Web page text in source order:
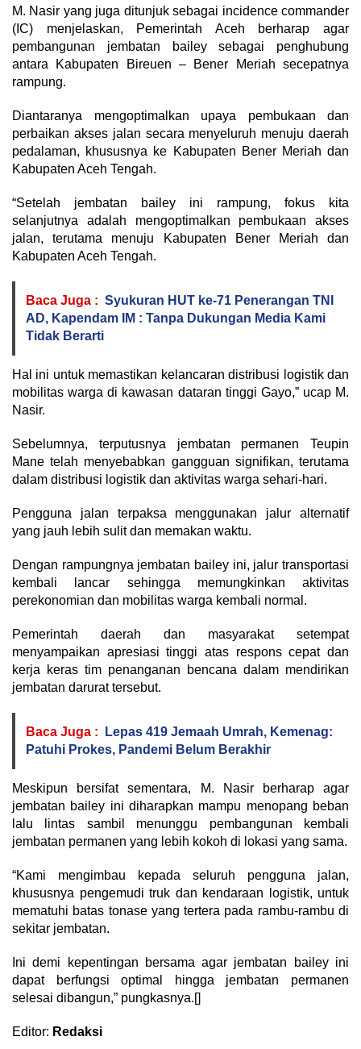
M. Nasir yang juga ditunjuk sebagai incidence commander
(IC) menjelaskan, Pemerintah Aceh berharap agar
pembangunan jembatan bailey sebagai penghubung
antara Kabupaten Bireuen – Bener Meriah secepatnya
rampung.
Diantaranya mengoptimalkan upaya pembukaan dan
perbaikan akses jalan secara menyeluruh menuju daerah
pedalaman, khususnya ke Kabupaten Bener Meriah dan
Kabupaten Aceh Tengah.
“Setelah jembatan bailey ini rampung, fokus kita
selanjutnya adalah mengoptimalkan pembukaan akses
jalan, terutama menuju Kabupaten Bener Meriah dan
Kabupaten Aceh Tengah.
Baca Juga : Syukuran HUT ke-71 Penerangan TNI
AD, Kapendam IM : Tanpa Dukungan Media Kami
Tidak Berarti
Hal ini untuk memastikan kelancaran distribusi logistik dan
mobilitas warga di kawasan dataran tinggi Gayo,” ucap M.
Nasir.
Sebelumnya, terputusnya jembatan permanen Teupin
Mane telah menyebabkan gangguan signifikan, terutama
dalam distribusi logistik dan aktivitas warga sehari-hari.
Pengguna jalan terpaksa menggunakan jalur alternatif
yang jauh lebih sulit dan memakan waktu.
Dengan rampungnya jembatan bailey ini, jalur transportasi
kembali lancar sehingga memungkinkan aktivitas
perekonomian dan mobilitas warga kembali normal.
Pemerintah daerah dan masyarakat setempat
menyampaikan apresiasi tinggi atas respons cepat dan
kerja keras tim penanganan bencana dalam mendirikan
jembatan darurat tersebut.
Baca Juga :
Lepas 419 Jemaah Umrah, Kemenag:
Patuhi Prokes, Pandemi Belum Berakhir
Meskipun bersifat sementara, M. Nasir berharap agar
jembatan bailey ini diharapkan mampu menopang beban
lalu lintas sambil menunggu pembangunan kembali
jembatan permanen yang lebih kokoh di lokasi yang sama.
“Kami mengimbau kepada seluruh pengguna jalan,
khususnya pengemudi truk dan kendaraan logistik, untuk
mematuhi batas tonase yang tertera pada rambu-rambu di
sekitar jembatan.
Ini demi kepentingan bersama agar jembatan bailey ini
dapat berfungsi optimal hingga jembatan permanen
selesai dibangun,” pungkasnya.[]
Editor: Redaksi